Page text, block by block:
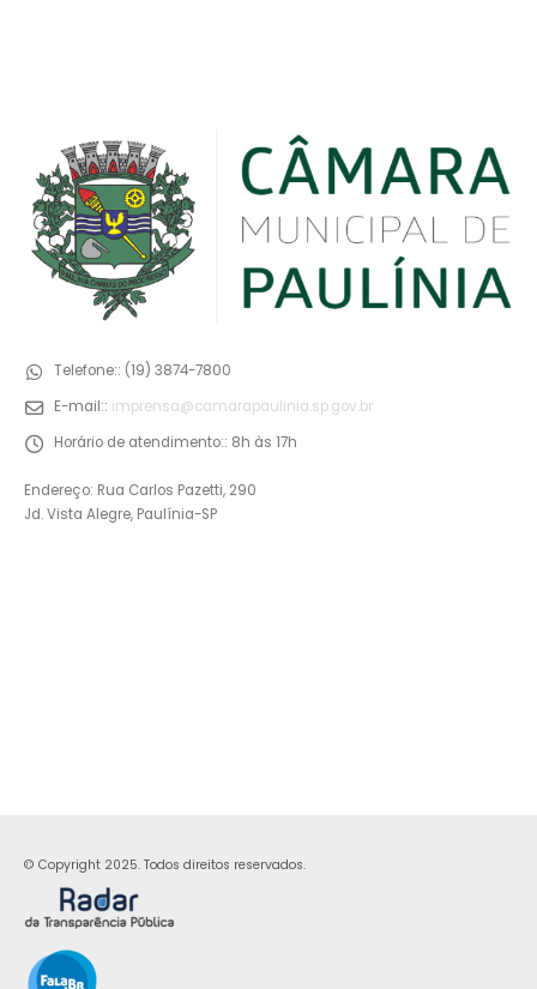
Telefone:: (19) 3874-7800
E-mail:: imprensa@camarapaulinia.sp.gov.br
Horário de atendimento:: 8h às 17h
Endereço: Rua Carlos Pazetti, 290
Jd. Vista Alegre, Paulínia-SP
© Copyright 2025. Todos direitos reservados.